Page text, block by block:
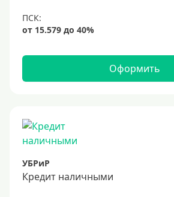
Оформить
УБРиР
Кредит наличными